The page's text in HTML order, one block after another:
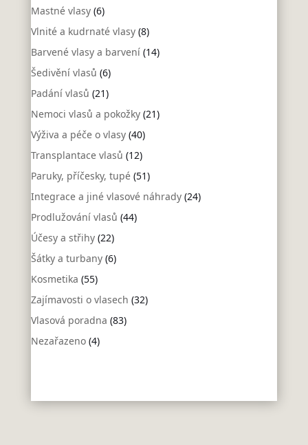
Mastné vlasy(6)
Vlnité a kudrnaté vlasy(8)
Barvené vlasy a barvení(14)
Šedivění vlasů (6)
Padání vlasů (21)
Nemoci vlasů a pokožky(21)
Výživa a péče o vlasy(40)
Transplantace vlasů (12)
Paruky, příčesky, tupé(51)
Integrace a jiné vlasové náhrady(24)
Prodlužování vlasů (44)
Účesy a střihy(22)
Šátky a turbany(6)
Kosmetika (55)
Zajímavosti o vlasech (32)
Vlasová poradna (83)
Nezařazeno(4)